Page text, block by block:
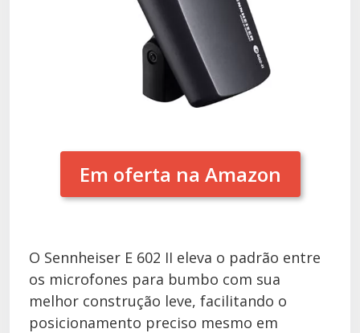
Em oferta na Amazon
O Sennheiser E 602 II eleva o padrão entre
os microfones para bumbo com sua
melhor construção leve, facilitando o
posicionamento preciso mesmo em